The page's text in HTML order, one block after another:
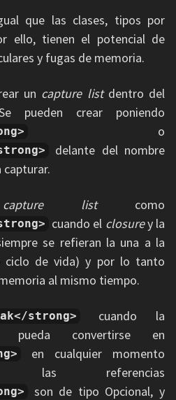
que las clases, tipos por
ello, tienen el potencial de
y fugas de memoria.
un capture listdentro del
pueden crear poniendo
o
delante del nombre
capturar.
capture listcomo
cuando el closurey la
se refieran la una a la
ciclo de vida) y por lo tanto
al mismo tiempo.
strong>
cuando la
pueda convertirse en
en cualquier momento
las referencias
son de tipo Opcional, y